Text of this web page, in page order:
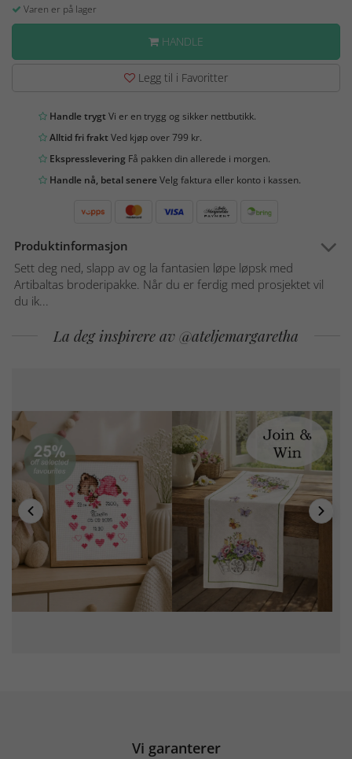
Varen er på lager
HANDLE
Legg til i Favoritter
Handle trygtVi er en trygg og sikker nettbutikk.
Alltid fri fraktVed kjøp over 799 kr.
Ekspresslevering Få pakken din allerede i morgen.
Handle nå, betal senereVelg faktura eller konto i kassen.
Produktinformasjon
Sett deg ned, slapp av og la fantasien løpe løpsk med
Artibaltas broderipakke. Når du er ferdig med prosjektet vil
du ik...
La deg inspirere av @ateljemargaretha
Vi garanterer